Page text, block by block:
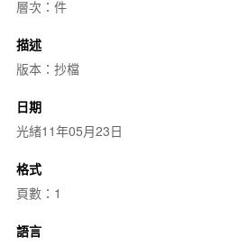
層次：件
描述
版本：抄檔
日期
光緒11年05月23日
格式
頁數：1
語言